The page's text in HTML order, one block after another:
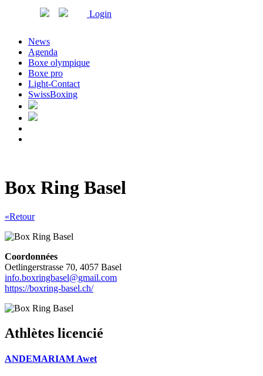
Login
News
Agenda
Boxe olympique
Boxe pro
Light-Contact
SwissBoxing
Box Ring Basel
«Retour
Coordonnées
Oetlingerstrasse 70, 4057 Basel
info.boxringbasel@gmail.com
https://boxring-basel.ch/
Athlètes licencié
ANDEMARIAM Awet